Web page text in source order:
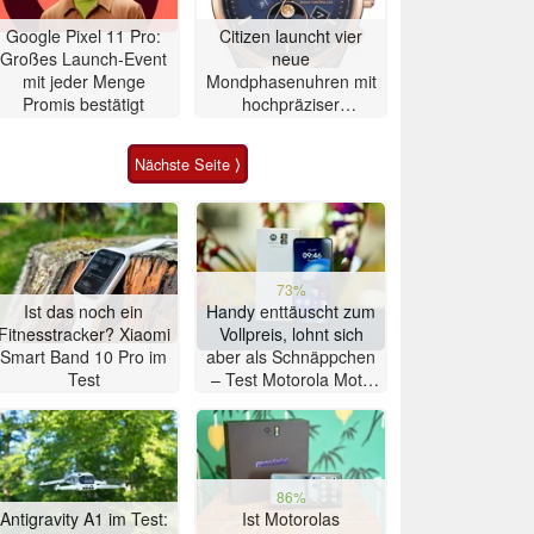
Google Pixel 11 Pro:
Großes Launch-Event
mit jeder Menge
Promis bestätigt
Citizen launcht vier
neue
Mondphasenuhren mit
hochpräziser
Nächste Seite ⟩
Ist das noch ein
Xiaomi
Smart Band 10 Pro im
Test
73%
Handy enttäuscht zum
Vollpreis, lohnt sich
aber als Schnäppchen
– Test Motorola Moto
Antigravity A1 im Test:
86%
Ist Motorolas